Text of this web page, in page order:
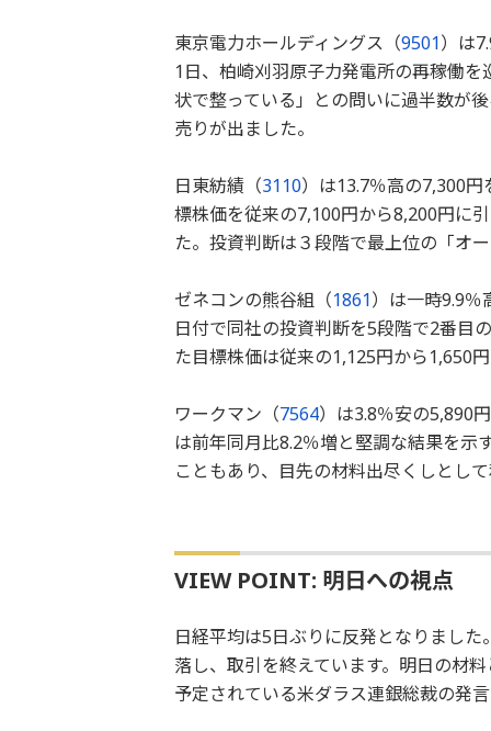
東京電力ホールディングス（9501）は
1日、柏崎刈羽原子力発電所の再稼働
状で整っている」との問いに過半数が
売りが出ました。
日東紡績（3110）は13.7％高の7,300
標株価を従来の7,100円から8,200円に
た。投資判断は３段階で最上位の「オ
ゼネコンの熊谷組（1861）は一時9.9％
日付で同社の投資判断を5段階で2番目
た目標株価は従来の1,125円から1,650
ワークマン（7564）は3.8％安の5,890
は前年同月比8.2％増と堅調な結果を示
こともあり、目先の材料出尽くしとし
VIEW POINT: 明日への視点
日経平均は5日ぶりに反発となりまし
落し、取引を終えています。明日の材
予定されている米ダラス連銀総裁の発